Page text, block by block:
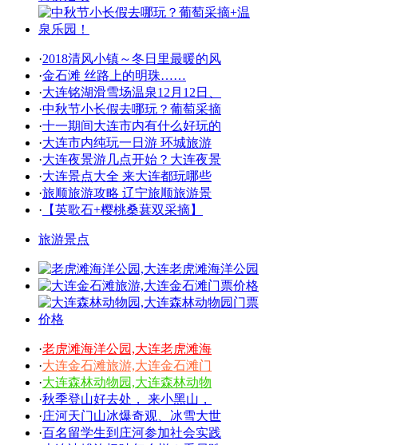
·2018清风小镇～冬日里最暖的风
·金石滩 丝路上的明珠……
·大连铭湖滑雪场温泉12月12日、
·中秋节小长假去哪玩？葡萄采摘
·十一期间大连市内有什么好玩的
·大连市内纯玩一日游 环城旅游
·大连夜景游几点开始？大连夜景
·大连景点大全 来大连都玩哪些
·旅顺旅游攻略 辽宁旅顺旅游景
· 【英歌石+樱桃桑葚双采摘】
旅游景点
·老虎滩海洋公园,大连老虎滩海
·大连金石滩旅游,大连金石滩门
·大连森林动物园,大连森林动物
·秋季登山好去处， 来小黑山，
·庄河天门山冰爆奇观、冰雪大世
·百名留学生到庄河参加社会实践